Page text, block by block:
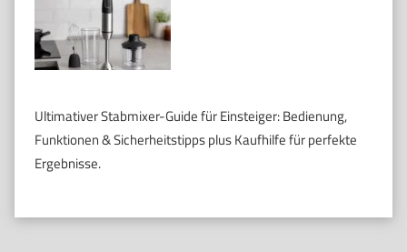
Ultimativer Stabmixer-Guide für Einsteiger: Bedienung,
Funktionen & Sicherheitstipps plus Kaufhilfe für perfekte
Ergebnisse.